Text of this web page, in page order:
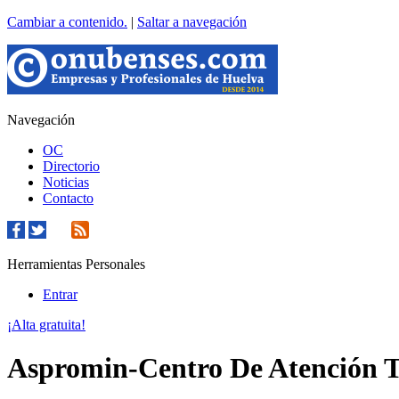
Cambiar a contenido. | Saltar a navegación
Navegación
OC
Directorio
Noticias
Contacto
Herramientas Personales
Entrar
¡Alta gratuita!
Aspromin-Centro De Atención